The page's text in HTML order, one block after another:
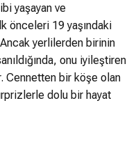
yaşayan ve
önceleri 19 yaşındaki
yerlilerden birinin
onu iyileştiren
Cennetten bir köşe olan
dolu bir hayat